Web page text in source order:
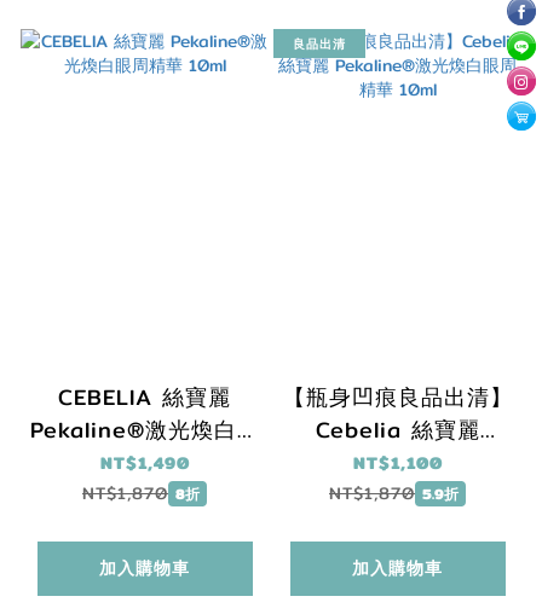
CEBELIA 絲寶麗
Pekaline®激光煥白眼
周精華 10ml
NT$1,490
NT$1,870 8折
加入購物車
良品出清
【瓶身凹痕良品出清】
Cebelia 絲寶麗
Pekaline®激光煥白眼
周精華 10ml
NT$1,100
NT$1,870 5.9折
加入購物車